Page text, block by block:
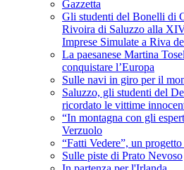
Gazzetta
Gli studenti del Bonelli di
Rivoira di Saluzzo alla
Imprese Simulate a Riva
La paesanese Martina
conquistare l’Europa
Sulle navi in giro per il
Saluzzo, gli studenti del
ricordato le vittime
“In montagna con gli
Verzuolo
“Fatti Vedere”, un
Sulle piste di Prato Nevoso